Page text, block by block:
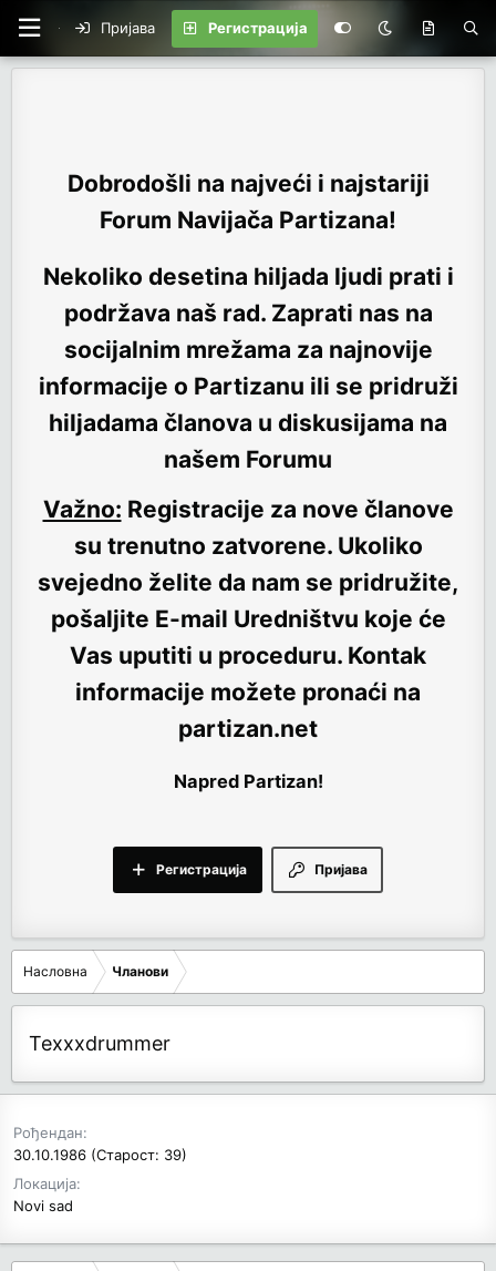
Пријава Регистрација
Dobrodošli na najveći i najstariji
Forum Navijača Partizana!
Nekoliko desetina hiljada ljudi prati i
podržava naš rad. Zaprati nas na
socijalnim mrežama za najnovije
informacije o Partizanu ili se pridruži
hiljadama članova u diskusijama na
našem Forumu
Važno: Registracije za nove članove
su trenutno zatvorene. Ukoliko
svejedno želite da nam se pridružite,
pošaljite E-mail Uredništvu koje će
Vas uputiti u proceduru. Kontak
informacije možete pronaći na
partizan.net
Napred Partizan!
Пријава
Регистрација
Насловна Чланови
Texxxdrummer
Рођендан
30.10.1986 (Старост: 39)
Локација
Novi sad